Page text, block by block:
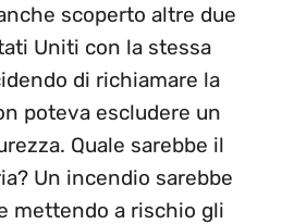
scoperto altre due
Uniti con la stessa
di richiamare la
poteva escludere un
Quale sarebbe il
Un incendio sarebbe
mettendo a rischio gli